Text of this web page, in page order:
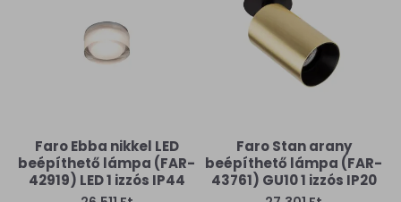
Faro Ebba nikkel LED
beépíthető lámpa (FAR-
42919) LED 1 izzós IP44
Faro Stan arany
beépíthető lámpa (FAR-
43761) GU10 1 izzós IP20